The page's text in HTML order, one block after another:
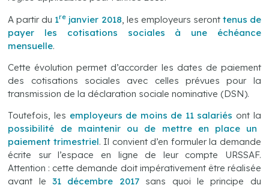
A partir du 1re janvier 2018 , les employeurs seront tenus de
payer les cotisations sociales à une échéance
mensuelle.
Cette évolution permet d’accorder les dates de paiement
des cotisations sociales avec celles prévues pour la
transmission de la déclaration sociale nominative (DSN).
Toutefois, les employeurs de moins de 11 salariés ont la
possibilité de maintenir ou de mettre en place un
paiement trimestriel. Il convient d’en formuler la demande
écrite sur l’espace en ligne de leur compte URSSAF.
Attention : cette demande doit impérativement être réalisée
avant le31 décembre 2017 sans quoi le principe du